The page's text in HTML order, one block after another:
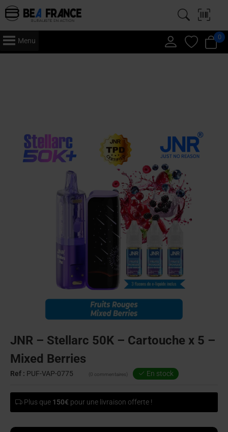
Menu 0
JNR – Stellarc 50K – Cartouche x 5 –
Mixed Berries
Ref : PUF-VAP-0775 (0 commentaires) En stock
Plus que 150€ pour une livraison offerte !